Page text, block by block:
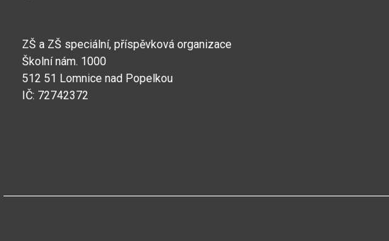
ZŠ a ZŠ speciální, příspěvková organizace
Školní nám. 1000
512 51 Lomnice nad Popelkou
IČ: 72742372